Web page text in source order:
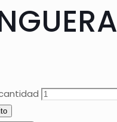
cantidad